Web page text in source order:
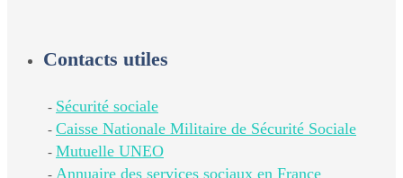
Contacts utiles
- Sécurité sociale
- Caisse Nationale Militaire de Sécurité Sociale
- Mutuelle UNEO
- Annuaire des services sociaux en France